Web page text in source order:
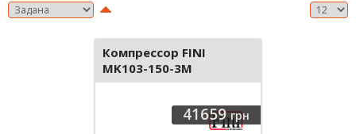
Компрессор FINI
MK103-150-3M
BNHC504FNM509
41659грн